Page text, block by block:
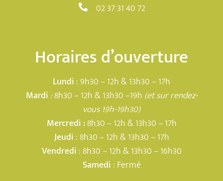
02 37 31 40 72
Horaires d’ouverture
Lundi : 9h30 – 12h & 13h30 – 17h
Mardi :8h30 – 12h & 13h30 –19h (et sur rendez-
vous 19h-19h30)
Mercredi :8h30 – 12h & 13h30 – 17h
Jeudi : 8h30 – 12h & 13h30 – 17h
Vendredi : 8h30 – 12h & 13h30 – 16h30
Samedi : Fermé